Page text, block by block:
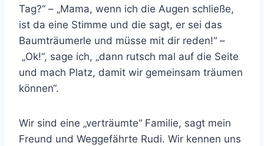
Tag?“ – „Mama, wenn ich die Augen schließe,
ist da eine Stimme und die sagt, er sei das
Baumträumerle und müsse mit dir reden!“ –
„Ok!“, sage ich, „dann rutsch mal auf die Seite
und mach Platz, damit wir gemeinsam träumen
können“.
Wir sind eine „verträumte“ Familie, sagt mein
Freund und Weggefährte Rudi. Wir kennen uns